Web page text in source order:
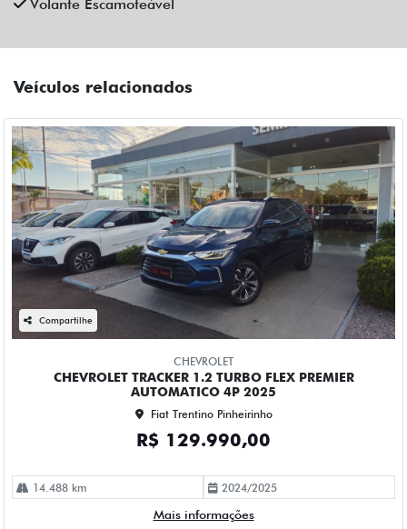
Volante Escamoteável
Veículos relacionados
Compartilhe
CHEVROLET
CHEVROLET TRACKER 1.2 TURBO FLEX PREMIER
AUTOMATICO 4P 2025
Fiat Trentino Pinheirinho
R$ 129.990,00
14.488 km 2024/2025
Mais informações